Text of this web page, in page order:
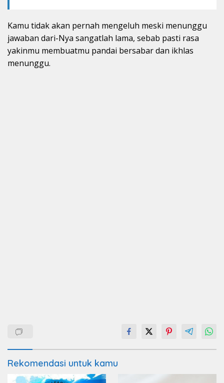
Kamu tidak akan pernah mengeluh meski menunggu
jawaban dari-Nya sangatlah lama, sebab pasti rasa
yakinmu membuatmu pandai bersabar dan ikhlas
menunggu.
Rekomendasi untuk kamu